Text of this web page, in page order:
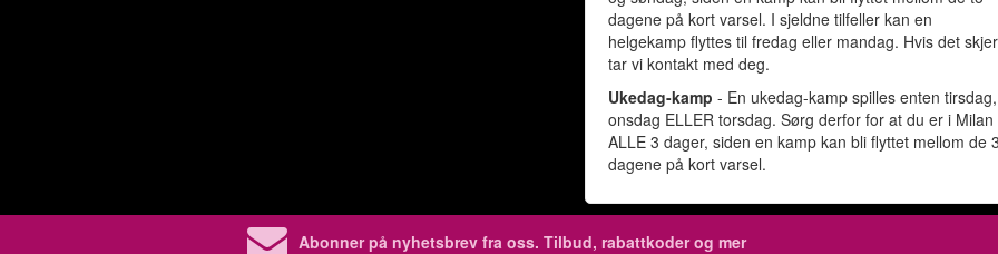
dagene på kort varsel. I sjeldne tilfeller kan en
helgekamp flyttes til fredag eller mandag. Hvis det
tar vi kontakt med deg.
Ukedag-kamp - En ukedag-kamp spilles enten tirsdag,
onsdag ELLER torsdag. Sørg derfor for at du er i Milan
ALLE 3 dager, siden en kamp kan bli flyttet mellom de 3
dagene på kort varsel.
Abonner på nyhetsbrev fra oss. Tilbud, rabattkoder og mer